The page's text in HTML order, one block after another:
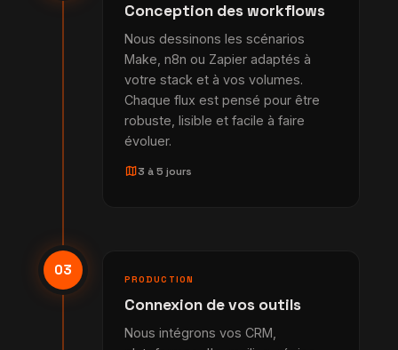
Conception des workflows
Nous dessinons les scénarios
Make, n8n ou Zapier adaptés à
votre stack et à vos volumes.
Chaque flux est pensé pour être
robuste, lisible et facile à faire
évoluer.
map3 à 5 jours
03
PRODUCTION
Connexion de vos outils
Nous intégrons vos CRM,